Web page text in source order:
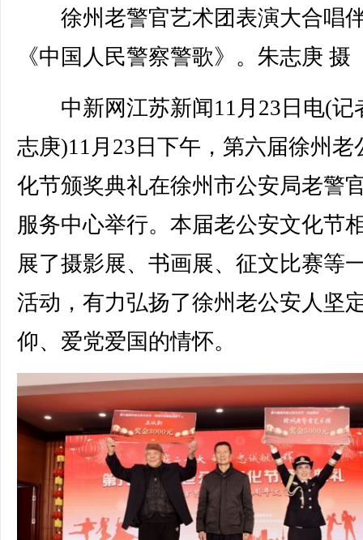
徐州老警官艺术团表演大合唱
《中国人民警察警歌》。朱志庚 摄
中新网江苏新闻11月23日电(记
志庚)11月23日下午，第六届徐州老
化节颁奖典礼在徐州市公安局老警
服务中心举行。本届老公安文化节
展了摄影展、书画展、征文比赛等
活动，有力弘扬了徐州老公安人坚
仰、爱党爱国的情怀。